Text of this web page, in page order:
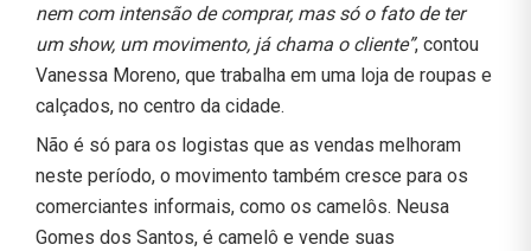
nem com intensão de comprar, mas só o fato de ter
um show, um movimento, já chama o cliente”, contou
Vanessa Moreno, que trabalha em uma loja de roupas e
calçados, no centro da cidade.
Não é só para os logistas que as vendas melhoram
neste período, o movimento também cresce para os
comerciantes informais, como os camelôs. Neusa
Gomes dos Santos, é camelô e vende suas